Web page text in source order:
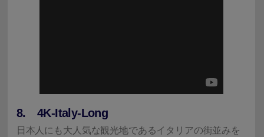
8. 4K-Italy-Long
日本人にも大人気な観光地であるイタリアの街並みを